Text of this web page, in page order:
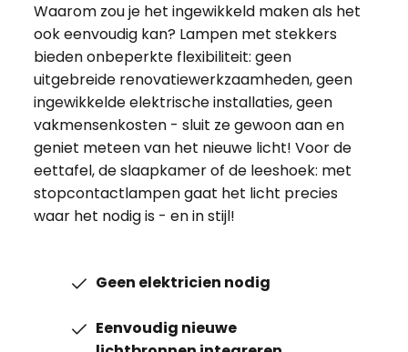
Waarom zou je het ingewikkeld maken als het
ook eenvoudig kan? Lampen met stekkers
bieden onbeperkte flexibiliteit: geen
uitgebreide renovatiewerkzaamheden, geen
ingewikkelde elektrische installaties, geen
vakmensenkosten - sluit ze gewoon aan en
geniet meteen van het nieuwe licht! Voor de
eettafel, de slaapkamer of de leeshoek: met
stopcontactlampen gaat het licht precies
waar het nodig is - en in stijl!
Geen elektricien nodig
Eenvoudig nieuwe